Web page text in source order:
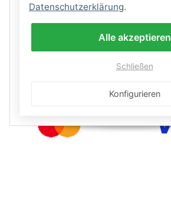
Datenschutzerklärung.
Alle akzeptieren
Schließen
Konfigurieren